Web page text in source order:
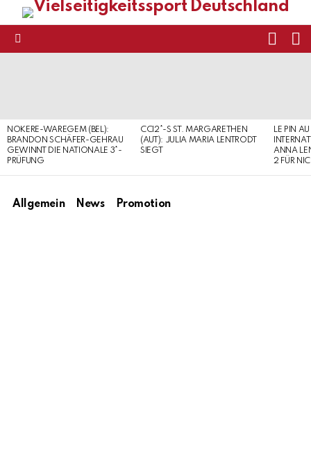
NOKERE-WAREGEM (BEL):
BRANDON SCHÄFER-GEHRAU
GEWINNT DIE NATIONALE 3*-
PRÜFUNG
CCI2*-S ST. MARGARETHEN
(AUT): JULIA MARIA LENTRODT
SIEGT
LE PIN
ANNA
2 FÜR
Allgemein News Promotion